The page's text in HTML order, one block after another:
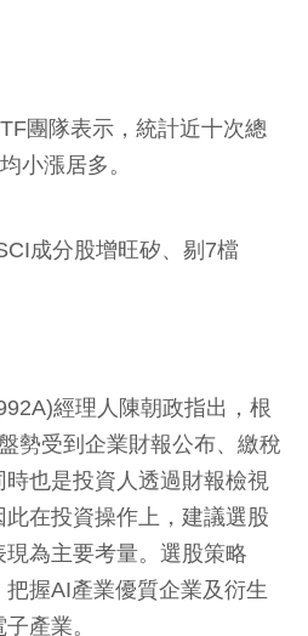
團隊表示，統計近十次總
小漲居多。
經理人陳朝政指出，根
勢受到企業財報公布、繳稅
也是投資人透過財報檢視
在投資操作上，建議選股
為主要考量。選股策略
握AI產業優質企業及衍生
產業。